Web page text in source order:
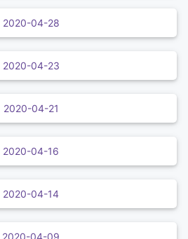
2020-04-28
2020-04-23
2020-04-21
2020-04-16
2020-04-14
2020-04-09